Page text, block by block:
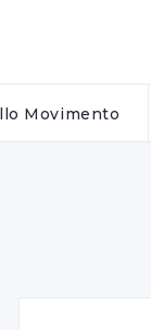
Movimento